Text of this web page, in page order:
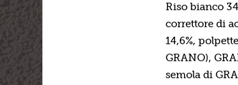
Riso bianco
correttore di
14,6%,
GRANO),
semola di